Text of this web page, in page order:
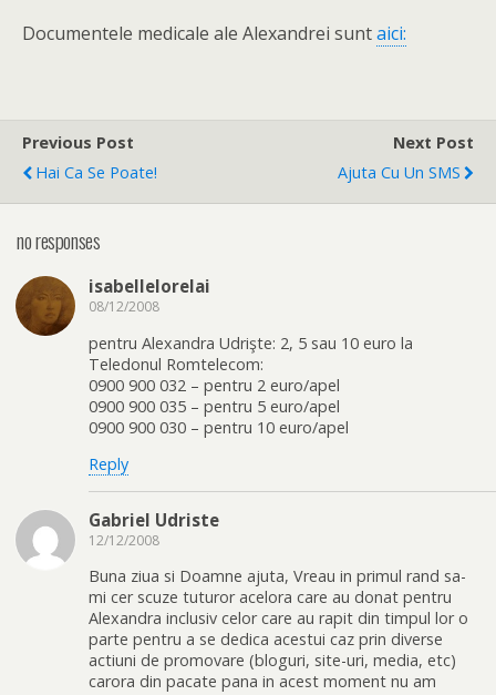
Documentele medicale ale Alexandrei suntaici:
Previous Post
Hai Ca Se Poate!
Next Post
Ajuta Cu Un SMS
no responses
isabellelorelai
08/12/2008
pentru Alexandra Udrişte: 2, 5 sau 10 euro la
Teledonul Romtelecom:
0900 900 032 – pentru 2 euro/apel
0900 900 035 – pentru 5 euro/apel
0900 900 030 – pentru 10 euro/apel
Reply
Gabriel Udriste
12/12/2008
Buna ziua si Doamne ajuta, Vreau in primul rand sa-
mi cer scuze tuturor acelora care au donat pentru
Alexandra inclusiv celor care au rapit din timpul lor o
parte pentru a se dedica acestui caz prin diverse
actiuni de promovare (bloguri, site-uri, media, etc)
carora din pacate pana in acest moment nu am